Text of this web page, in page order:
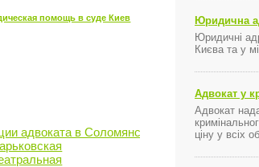
помощь в суде Киев
адвоката в Соломянском районе
Юридична
Юридичні
Києва та у
Адвокат у
Адвокат
ціну у всіх